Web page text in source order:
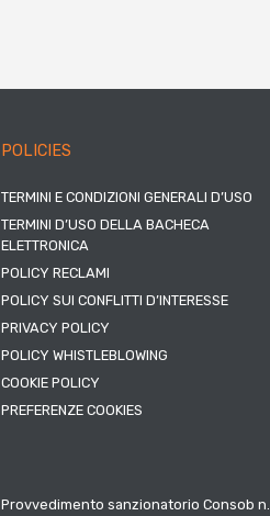
POLICIES
TERMINI E CONDIZIONI GENERALI D’USO
TERMINI D’USO DELLA BACHECA
ELETTRONICA
POLICY RECLAMI
POLICY SUI CONFLITTI D’INTERESSE
PRIVACY POLICY
POLICY WHISTLEBLOWING
COOKIE POLICY
PREFERENZE COOKIES
Provvedimento sanzionatorio Consob n.